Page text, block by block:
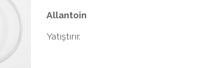
Allantoin
Yatıştırır.